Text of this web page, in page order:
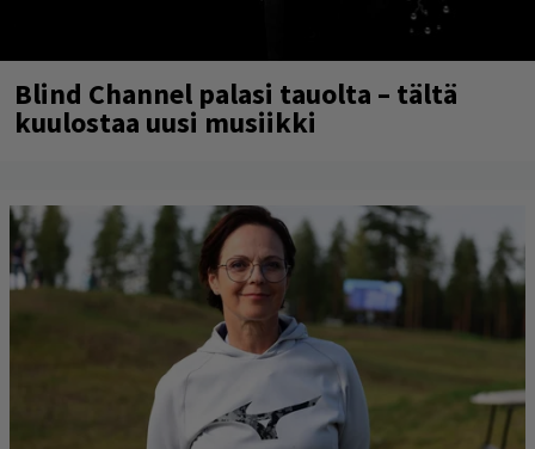
Blind Channel palasi tauolta – tältä
kuulostaa uusi musiikki